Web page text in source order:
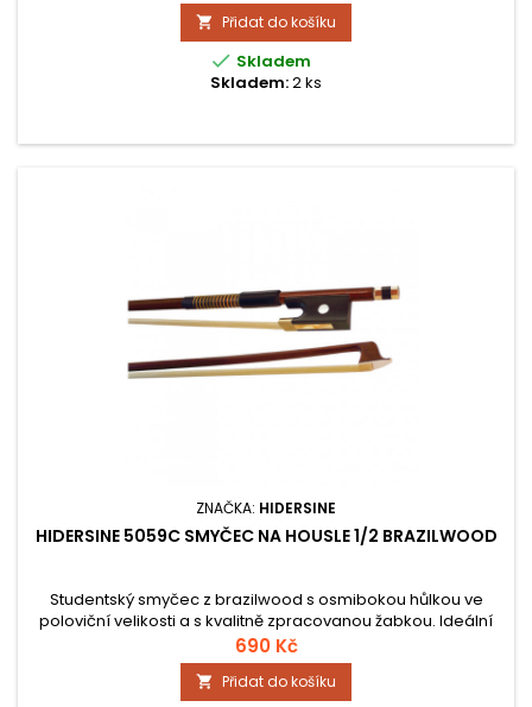
 Přidat do košíku
 Skladem
Skladem:2 ks
ZNAČKA: HIDERSINE
HIDERSINE 5059C SMYČEC NA HOUSLE 1/2 BRAZILWOOD
Studentský smyčec z brazilwood s osmibokou hůlkou ve
poloviční velikosti a s kvalitně zpracovanou žabkou. Ideální
volba pro začátečníky.
690 Kč
 Přidat do košíku